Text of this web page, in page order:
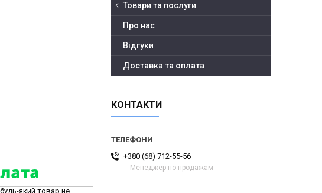
який товар не
Товари та послуги
Про нас
Відгуки
Доставка та оплата
КОНТАКТИ
+380 (68) 712-55-56
Менеджер по продажам